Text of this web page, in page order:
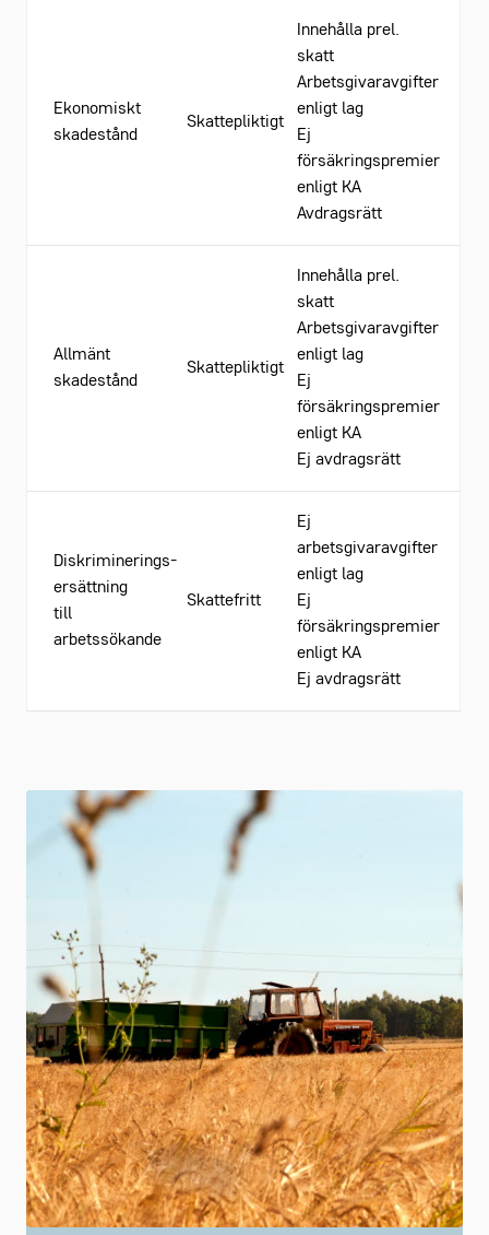
Ekonomiskt
skadestånd
Skattepliktigt
Innehålla prel.
skatt
Arbetsgivaravgifter
enligt lag
Ej
försäkringspremier
enligt KA
Avdragsrätt
Allmänt
skadestånd
Skattepliktigt
Innehålla prel.
skatt
Arbetsgivaravgifter
enligt lag
Ej
försäkringspremier
enligt KA
Ej avdragsrätt
Diskriminerings-
ersättning
till
arbetssökande
Skattefritt
Ej
arbetsgivaravgifter
enligt lag
Ej
försäkringspremier
enligt KA
Ej avdragsrätt